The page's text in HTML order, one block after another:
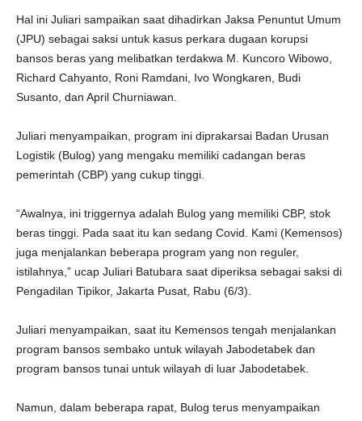
Hal ini Juliari sampaikan saat dihadirkan Jaksa Penuntut Umum
(JPU) sebagai saksi untuk kasus perkara dugaan korupsi
bansos beras yang melibatkan terdakwa M. Kuncoro Wibowo,
Richard Cahyanto, Roni Ramdani, Ivo Wongkaren, Budi
Susanto, dan April Churniawan.
Juliari menyampaikan, program ini diprakarsai Badan Urusan
Logistik (Bulog) yang mengaku memiliki cadangan beras
pemerintah (CBP) yang cukup tinggi.
“Awalnya, ini triggernya adalah Bulog yang memiliki CBP, stok
beras tinggi. Pada saat itu kan sedang Covid. Kami (Kemensos)
juga menjalankan beberapa program yang non reguler,
istilahnya,” ucap Juliari Batubara saat diperiksa sebagai saksi di
Pengadilan Tipikor, Jakarta Pusat, Rabu (6/3).
Juliari menyampaikan, saat itu Kemensos tengah menjalankan
program bansos sembako untuk wilayah Jabodetabek dan
program bansos tunai untuk wilayah di luar Jabodetabek.
Namun, dalam beberapa rapat, Bulog terus menyampaikan